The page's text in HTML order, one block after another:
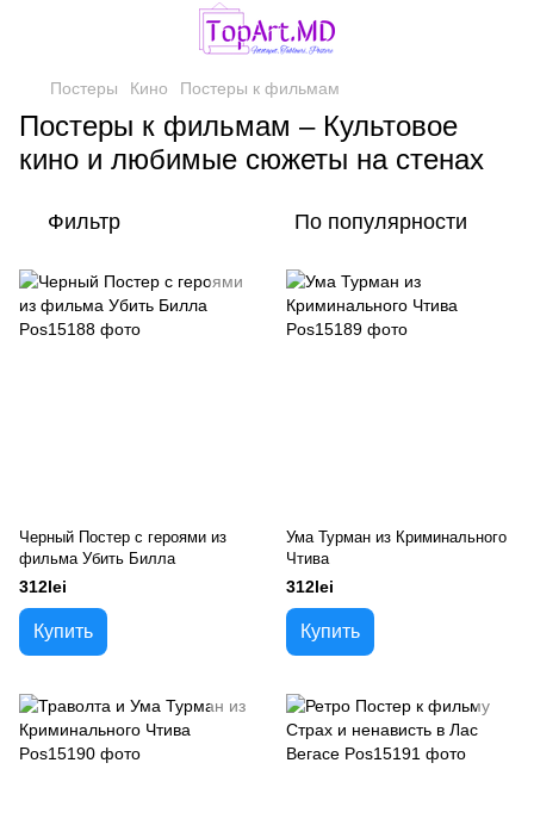
Постеры Кино Постеры к фильмам
Постеры к фильмам – Культовое
кино и любимые сюжеты на стенах
Фильтр По популярности
Черный Постер с героями из
фильма Убить Билла
312lei
Купить
Ума Турман из Криминального
Чтива
312lei
Купить